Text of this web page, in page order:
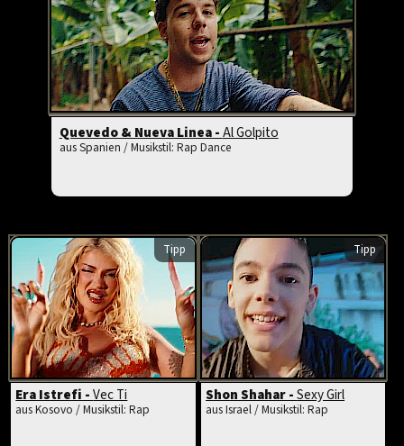
Quevedo & Nueva Linea -Al Golpito
aus Spanien / Musikstil: Rap Dance
Tipp
Era Istrefi -Vec Ti
aus Kosovo / Musikstil: Rap
Tipp
Shon Shahar -Sexy Girl
aus Israel / Musikstil: Rap